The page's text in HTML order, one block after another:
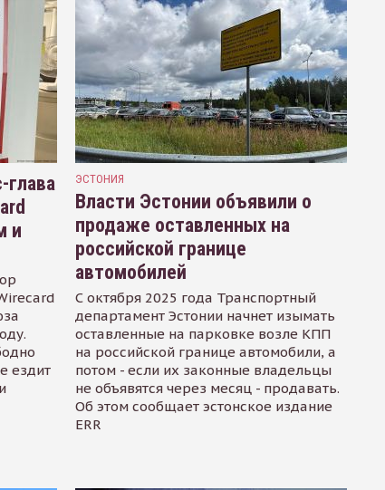
и
ездит
ЭСТОНИЯ
Власти Эстонии объявили о
продаже оставленных на
российской границе
автомобилей
С октября 2025 года Транспортный
департамент Эстонии начнет изымать
оставленные на парковке возле КПП
на российской границе автомобили, а
потом - если их законные владельцы
не объявятся через месяц - продавать.
Об этом сообщает эстонское издание
ERR